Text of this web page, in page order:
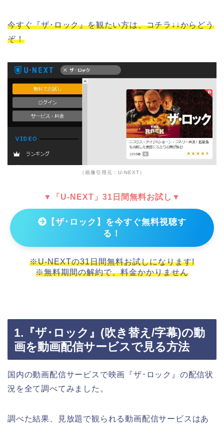
今すぐ『ザ･ロック』を観たい方は、コチラ↓↓からどう
ぞ！
（画像引用元：U-NEXT）
▼「U-NEXT」31日間無料お試し▼
【ザ･ロック】を今すぐ無料視聴す
る！
※U-NEXTの31日間無料お試しになります!
※無料期間の解約で、料金かかりません
1.『ザ･ロック』(吹き替え/字幕)の動
画を動画配信サービスで見る方法
国内の動画配信サービスで映画『ザ･ロック』の配信状
況を全て調べてみました。
調べた結果、見放題で観られる動画配信サービスはあ